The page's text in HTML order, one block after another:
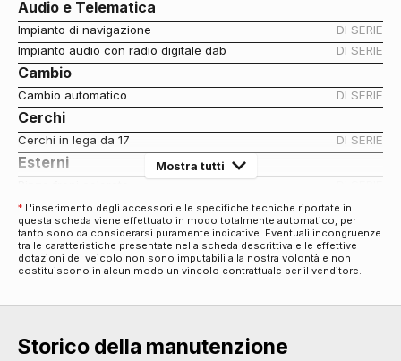
Audio e Telematica
Impianto di navigazione
DI SERIE
Impianto audio con radio digitale dab
DI SERIE
Cambio
Cambio automatico DI SERIE
Cerchi
Cerchi in lega da 17 DI SERIE
Esterni
Badge esterno identificativo
DI SERIE
Interni
Interni in tessuto DI SERIE
Pacchetti
Adaptive cruise control
Mostra tutti
* L'inserimento degli accessori e le specifiche tecniche riportate in
questa scheda viene effettuato in modo totalmente automatico, per
tanto sono da considerarsi puramente indicative. Eventuali incongruenze
tra le caratteristiche presentate nella scheda descrittiva e le effettive
dotazioni del veicolo non sono imputabili alla nostra volontà e non
costituiscono in alcun modo un vincolo contrattuale per il venditore.
Storico della manutenzione